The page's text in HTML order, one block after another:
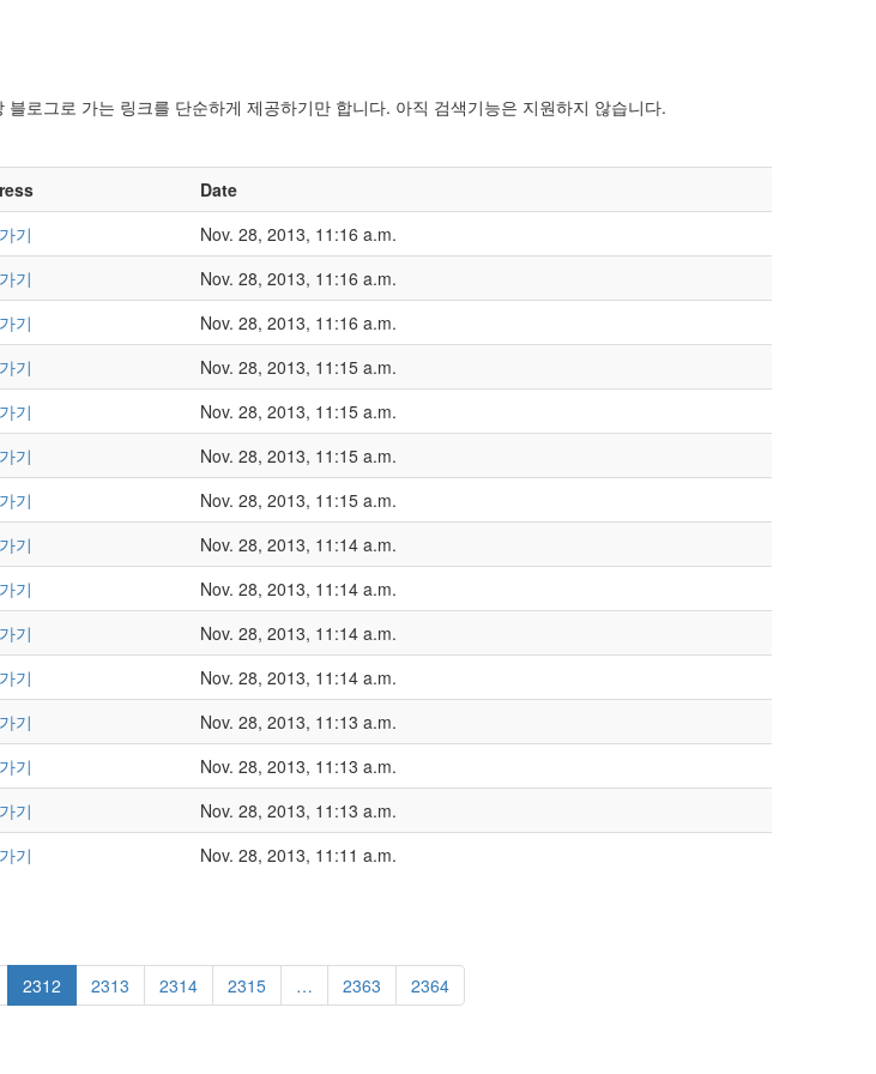
로그로 가는 링크를 단순하게 제공하기만 합니다. 아직 검색기능은 지원하지 않습니다.
Date
기
Nov. 28, 2013, 11:16 a.m.
기
Nov. 28, 2013, 11:16 a.m.
기
Nov. 28, 2013, 11:16 a.m.
기
Nov. 28, 2013, 11:15 a.m.
기
Nov. 28, 2013, 11:15 a.m.
기
Nov. 28, 2013, 11:15 a.m.
기
Nov. 28, 2013, 11:15 a.m.
기
Nov. 28, 2013, 11:14 a.m.
기
Nov. 28, 2013, 11:14 a.m.
기
Nov. 28, 2013, 11:14 a.m.
기
Nov. 28, 2013, 11:14 a.m.
기
Nov. 28, 2013, 11:13 a.m.
기
Nov. 28, 2013, 11:13 a.m.
기
Nov. 28, 2013, 11:13 a.m.
기 Nov. 28, 2013, 11:11 a.m.
2312 2313 2314 2315 … 2363 2364